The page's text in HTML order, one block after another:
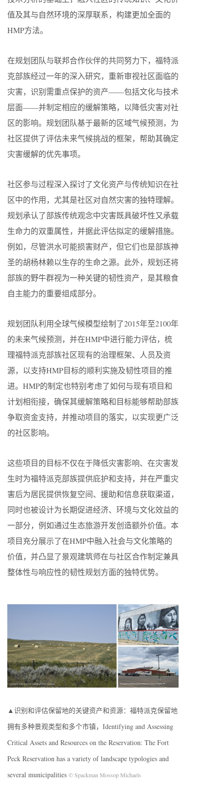
值及其与自然环境的深厚联系，构建更加全面的
HMP方法。
在规划团队与联邦合作伙伴的共同努力下，福特派
克部族经过一年的深入研究，重新审视社区面临的
灾害，识别需重点保护的资产——包括文化与技术
层面——并制定相应的缓解策略，以降低灾害对社
区的影响。规划团队基于最新的区域气候预测，为
社区提供了评估未来气候挑战的框架，帮助其确定
灾害缓解的优先事项。
社区参与过程深入探讨了文化资产与传统知识在社
区中的作用，尤其是社区对自然灾害的独特理解。
规划承认了部族传统观念中灾害既具破坏性又承载
生命力的双重属性，并据此评估拟定的缓解措施。
例如，尽管洪水可能损害财产，但它们也是部族神
圣的胡杨林赖以生存的生命之源。此外，规划还将
部族的野牛群视为一种关键的韧性资产，是其粮食
自主能力的重要组成部分。
规划团队利用全球气候模型绘制了2015年至2100年
的未来气候预测，并在HMP中进行能力评估，梳
理福特派克部族社区现有的治理框架、人员及资
源，以支持HMP目标的顺利实施及韧性项目的推
进。HMP的制定也特别考虑了如何与现有项目和
计划相衔接，确保其缓解策略和目标能够帮助部族
争取资金支持，并推动项目的落实，以实现更广泛
的社区影响。
这些项目的目标不仅在于降低灾害影响、在灾害发
生时为福特派克部族提供庇护和支持，并在严重灾
害后为居民提供恢复空间、援助和信息获取渠道，
同时也被设计为长期促进经济、环境与文化效益的
一部分，例如通过生态旅游开发创造额外价值。本
项目充分展示了在HMP中融入社会与文化策略的
价值，并凸显了景观建筑师在与社区合作制定兼具
整体性与响应性的韧性规划方面的独特优势。
▲识别和评估保留地的关键资产和资源：福特派克保留地
拥有多种景观类型和多个市镇，Identifying and Assessing
Critical Assets and Resources on the Reservation: The Fort
Peck Reservation has a variety of landscape typologies and
several municipalities © Spackman Mossop Michaels